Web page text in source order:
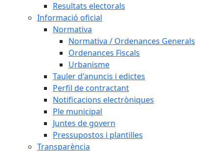
Resultats electorals
Informació oficial
Normativa
Normativa / Ordenances Generals
Ordenances Fiscals
Urbanisme
Tauler d'anuncis i edictes
Perfil de contractant
Notificacions electròniques
Ple municipal
Juntes de govern
Pressupostos i plantilles
Transparència